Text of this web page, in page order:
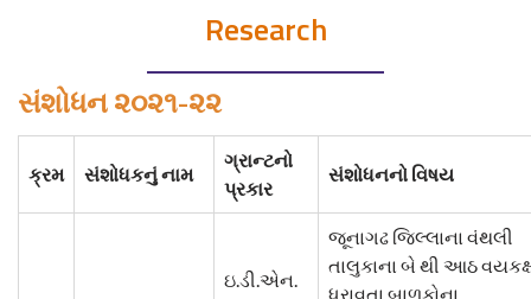
Research
સંશોધન ૨૦૨૧-૨૨
ક્રમ સંશોધકનું નામ
ગ્રાન્ટનો
પ્રકાર
સંશોધનનો વિષય
ઇ.ડી.એન.
જૂનાગઢ જિલ્લાના વંથલી
તાલુકાના બે થી આઠ
ધરાવતા બાળકોના